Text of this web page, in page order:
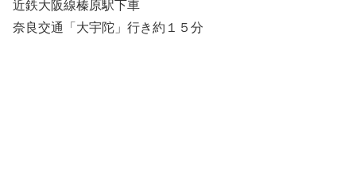
近鉄大阪線榛原駅下車
奈良交通「大宇陀」行き約１５分